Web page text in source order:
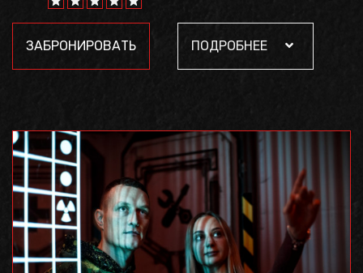
ЗАБРОНИРОВАТЬ ПОДРОБНЕЕ